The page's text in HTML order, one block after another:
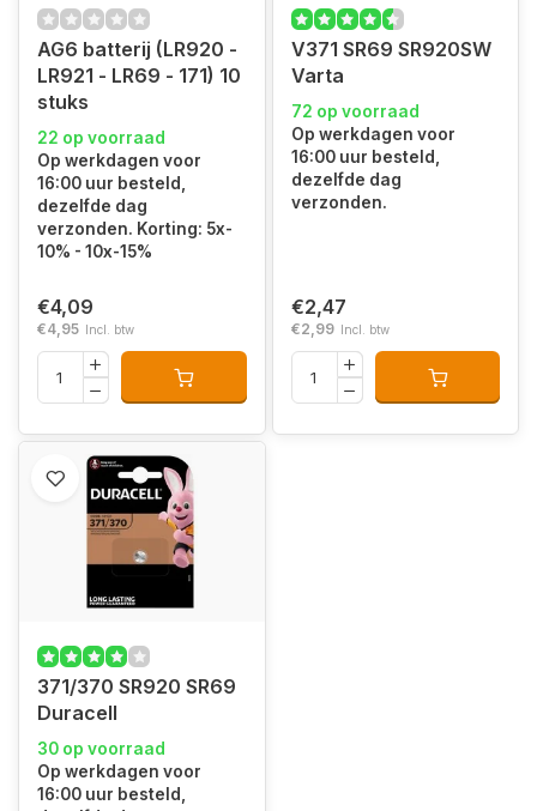
AG6 batterij (LR920 -
LR921 - LR69 - 171) 10
stuks
22 op voorraad
Op werkdagen voor
16:00 uur besteld,
dezelfde dag
verzonden. Korting: 5x-
10% - 10x-15%
€4,09
€4,95 Incl. btw
V371 SR69 SR920SW
Varta
72 op voorraad
Op werkdagen voor
16:00 uur besteld,
dezelfde dag
verzonden.
€2,47
€2,99 Incl. btw
371/370 SR920 SR69
Duracell
30 op voorraad
Op werkdagen voor
16:00 uur besteld,